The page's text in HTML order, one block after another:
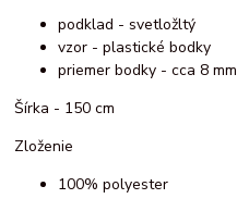
podklad - svetložltý
vzor - plastické bodky
priemer bodky - cca 8 mm
Šírka - 150 cm
Zloženie
100% polyester